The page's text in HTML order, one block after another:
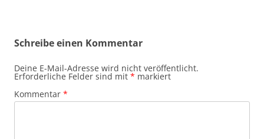
Schreibe einen Kommentar
Deine E-Mail-Adresse wird nicht veröffentlicht.
Erforderliche Felder sind mit * markiert
Kommentar *